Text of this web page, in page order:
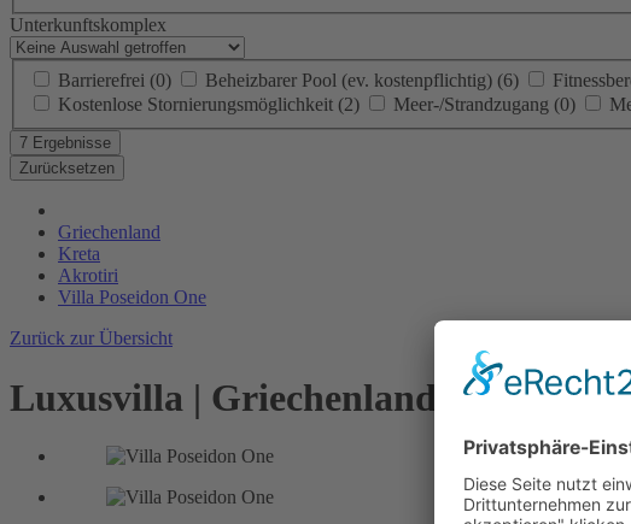
Unterkunftskomplex
Barrierefrei (0) Beheizbarer Pool (ev. kostenpflichtig) (6)
Kostenlose Stornierungsmöglichkeit (2) Meer-/Strandzugang (0)
7 Ergebnisse
Zurücksetzen
Griechenland
Kreta
Akrotiri
Villa Poseidon One
Zurück zur Übersicht
Luxusvilla | Griechenland, Kreta,